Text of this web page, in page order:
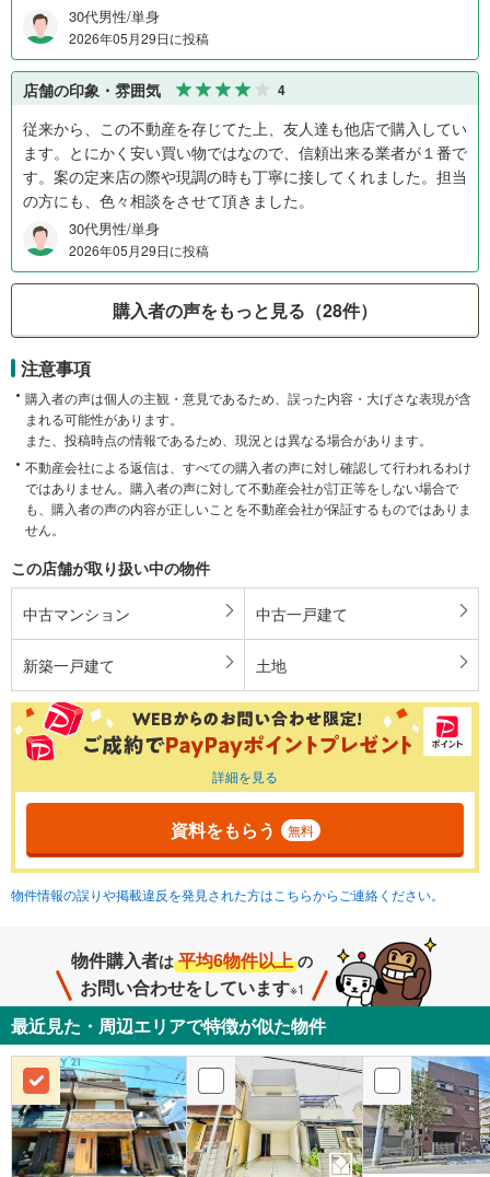
30代男性/単身
2026年05月29日に投稿
店舗の印象・雰囲気 4
従来から、この不動産を存じてた上、友人達も他店で購入してい
ます。とにかく安い買い物ではなので、信頼出来る業者が１番で
す。案の定来店の際や現調の時も丁寧に接してくれました。担当
の方にも、色々相談をさせて頂きました。
30代男性/単身
2026年05月29日に投稿
購入者の声をもっと見る（28件）
注意事項
購入者の声は個人の主観・意見であるため、誤った内容・大げさな表現が含
まれる可能性があります。
また、投稿時点の情報であるため、現況とは異なる場合があります。
不動産会社による返信は、すべての購入者の声に対し確認して行われるわけ
ではありません。購入者の声に対して不動産会社が訂正等をしない場合で
も、購入者の声の内容が正しいことを不動産会社が保証するものではありま
せん。
この店舗が取り扱い中の物件
中古マンション 中古一戸建て
新築一戸建て 土地
詳細を見る
資料をもらう 無料
物件情報の誤りや掲載違反を発見された方はこちらからご連絡ください。
物件購入者は 平均6物件以上 の
お問い合わせをしています※1
最近見た・周辺エリアで特徴が似た物件